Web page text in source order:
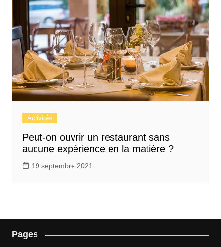
Activités
Peut-on ouvrir un restaurant sans
aucune expérience en la matière ?
19 septembre 2021
Pages